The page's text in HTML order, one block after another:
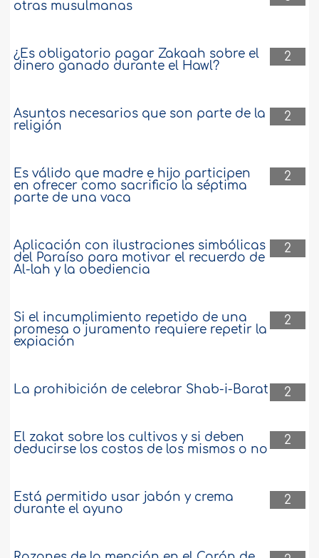
otras musulmanas
2
¿Es obligatorio pagar Zakaah sobre el
dinero ganado durante el Hawl?
2
Asuntos necesarios que son parte de la
religión
2
Es válido que madre e hijo participen
en ofrecer como sacrificio la séptima
parte de una vaca
2
Aplicación con ilustraciones simbólicas
del Paraíso para motivar el recuerdo de
Al-lah y la obediencia
2
Si el incumplimiento repetido de una
promesa o juramento requiere repetir la
expiación
2
La prohibición de celebrar Shab-i-Barat
2
El zakat sobre los cultivos y si deben
deducirse los costos de los mismos o no
2
Está permitido usar jabón y crema
durante el ayuno